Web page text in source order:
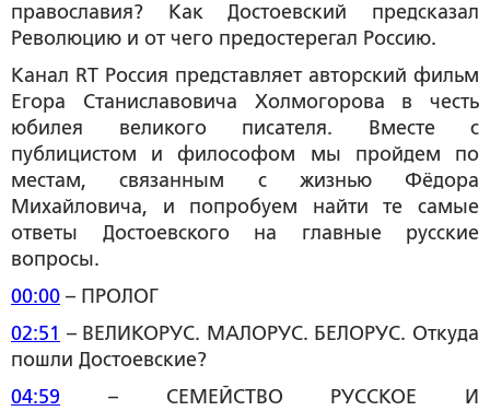
православия? Как Достоевский предсказал
Революцию и от чего предостерегал Россию.
Канал RT Россия представляет авторский фильм
Егора Станиславовича Холмогорова в честь
юбилея великого писателя. Вместе с
публицистом и философом мы пройдем по
местам, связанным с жизнью Фёдора
Михайловича, и попробуем найти те самые
ответы Достоевского на главные русские
вопросы.
00:00 – ПРОЛОГ
02:51 – ВЕЛИКОРУС. МАЛОРУС. БЕЛОРУС. Откуда
пошли Достоевские?
04:59 – СЕМЕЙСТВО РУССКОЕ И